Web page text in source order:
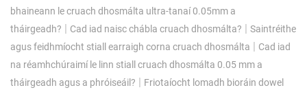
bhaineann le cruach dhosmálta ultra-tanaí 0.05mm a
tháirgeadh? | Cad iad naisc chábla cruach dhosmálta? | Saintréithe
agus feidhmíocht stiall earraigh corna cruach dhosmálta | Cad iad
na réamhchúraimí le linn stiall cruach dhosmálta 0.05 mm a
tháirgeadh agus a phróiseáil? | Friotaíocht lomadh bioráin dowel